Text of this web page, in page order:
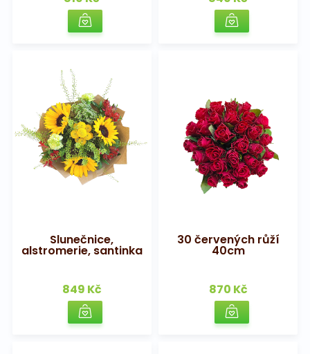
Slunečnice,
alstromerie, santinka
849 Kč
30 červených růží
40cm
870 Kč